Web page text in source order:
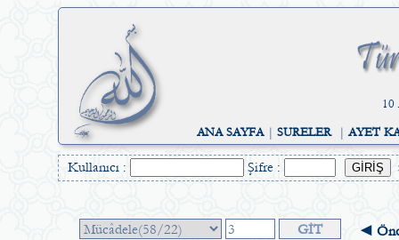
10
ANA SAYFA| SURELER| AYET
Kullanıcı : Şifre :
◄